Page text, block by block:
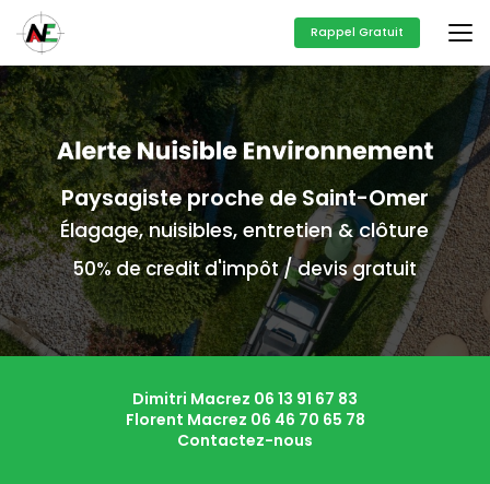
au
contenu
principal
Rappel Gratuit
Paysagiste proche de Saint-Omer
Élagage, nuisibles, entretien & clôture
50% de credit d'impôt / devis gratuit
Dimitri Macrez 06 13 91 67 83
Florent Macrez 06 46 70 65 78
Contactez-nous